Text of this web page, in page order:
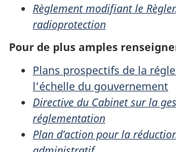
Règlement modifiant le
radioprotection
Pour de plus amples
Plans prospectifs de la
l’échelle du gouvernement
Directive du Cabinet sur la
réglementation
Plan d’action pour la